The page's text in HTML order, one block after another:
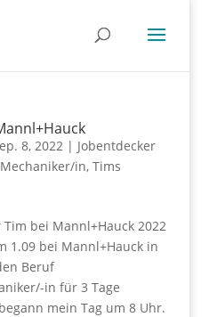
8, 2022| Jobentdecker
in, Tims
bei Mannl+Hauck 2022
1.09 bei Mannl+Hauck in
Beruf
in für 3 Tage
mein Tag um 8 Uhr.